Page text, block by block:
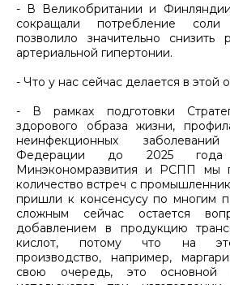
- В Великобритании и
сокращали потребление
позволило значительно снизить
артериальной гипертонии.
- Что у нас сейчас делается в этой
- В рамках подготовки
здорового образа жизни,
неинфекционных
Федерации до 2025
Минэкономразвития и РСПП мы
количество встреч с
пришли к консенсусу по многим
сложным сейчас остается
добавлением в продукцию
кислот, потому что на
производство, например,
свою очередь, это основной